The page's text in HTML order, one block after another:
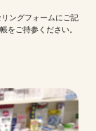
ングフォームにご記
をご持参ください。